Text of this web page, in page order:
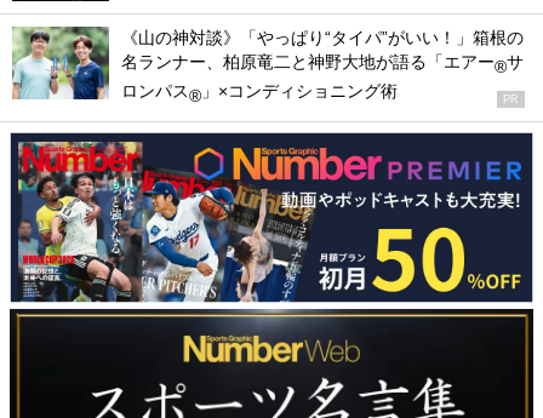
《山の神対談》「やっぱり“タイパ”がいい！」箱根の
名ランナー、柏原竜二と神野大地が語る「エアー®サ
ロンパス® 」×コンディショニング術 PR